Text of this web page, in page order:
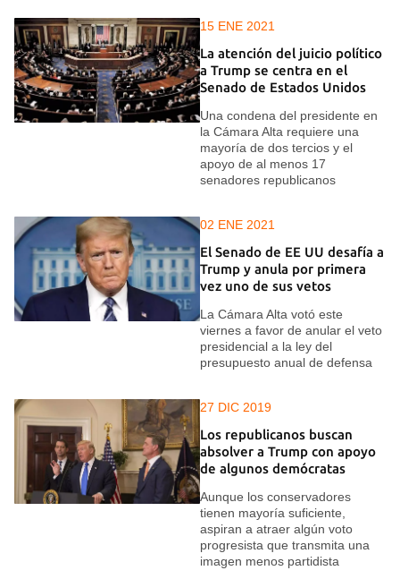
15 ENE 2021
La atención del juicio político
a Trump se centra en el
Senado de Estados Unidos
Una condena del presidente en
la Cámara Alta requiere una
mayoría de dos tercios y el
apoyo de al menos 17
senadores republicanos
02 ENE 2021
El Senado de EE UU desafía a
Trump y anula por primera
vez uno de sus vetos
La Cámara Alta votó este
viernes a favor de anular el veto
presidencial a la ley del
presupuesto anual de defensa
27 DIC 2019
Los republicanos buscan
absolver a Trump con apoyo
de algunos demócratas
Aunque los conservadores
tienen mayoría suficiente,
aspiran a atraer algún voto
progresista que transmita una
imagen menos partidista